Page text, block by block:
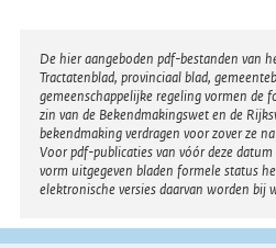
Disclaimer
De hier aangeboden pdf-bestanden van
Tractatenblad, provinciaal blad,
gemeenschappelijke regeling vormen de
zin van de Bekendmakingswet en de
bekendmaking verdragen voor zover ze
Voor pdf-publicaties van vóór deze
vorm uitgegeven bladen formele status
elektronische versies daarvan worden bij